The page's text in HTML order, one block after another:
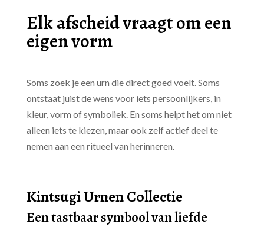
Elk afscheid vraagt om een
eigen vorm
Soms zoek je een urn die direct goed voelt. Soms
ontstaat juist de wens voor iets persoonlijkers, in
kleur, vorm of symboliek. En soms helpt het om niet
alleen iets te kiezen, maar ook zelf actief deel te
nemen aan een ritueel van herinneren.
Kintsugi Urnen Collectie
Een tastbaar symbool van liefde